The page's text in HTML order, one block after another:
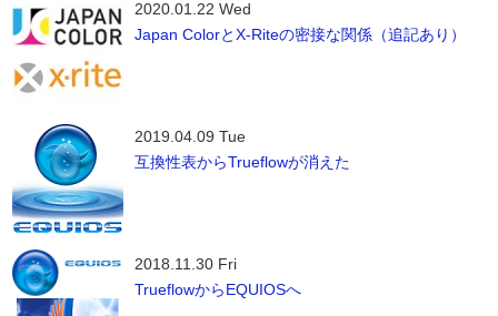
2020.01.22 Wed
Japan ColorとX-Riteの密接な関係（追記あり）
2019.04.09 Tue
互換性表からTrueflowが消えた
2018.11.30 Fri
TrueflowからEQUIOSへ